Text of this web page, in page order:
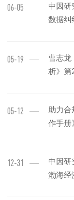
06-05
中因
数据纠
05-19
曹志龙
析》第
05-12
助力
作手册
12-31
中因研
渤海经